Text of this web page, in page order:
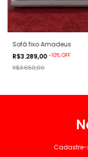
Sofá fixo Amadeus
R$3.289,00-10%OFF
R$3.650,00
Cadastre-